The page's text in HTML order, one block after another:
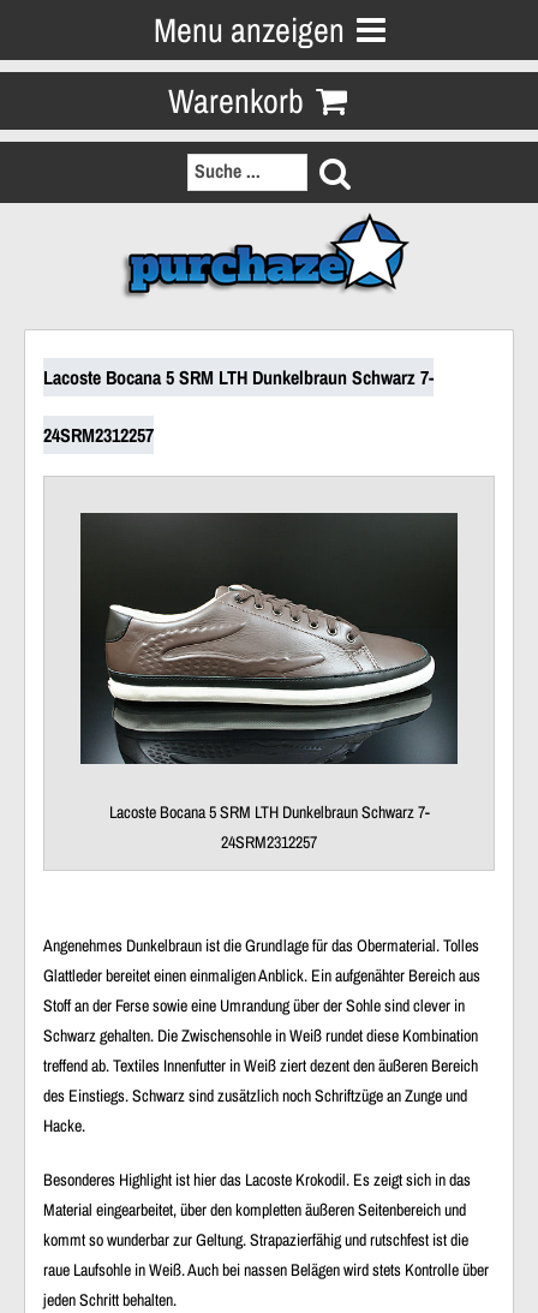
Menu anzeigen
Warenkorb
Lacoste Bocana 5 SRM LTH Dunkelbraun Schwarz 7-
24SRM2312257
Lacoste Bocana 5 SRM LTH Dunkelbraun Schwarz 7-
24SRM2312257
Angenehmes Dunkelbraun ist die Grundlage für dasObermaterial.Tolles
Glattlederbereitet eineneinmaligen Anblick. Ein aufgenähter Bereich aus
Stoffan der Fersesowie eine Umrandung über derSohlesindclever in
Schwarz gehalten. DieZwischensohle in Weiß rundet diese Kombination
treffend ab.Textiles Innenfutter in Weiß ziert dezent den äußeren Bereich
des Einstiegs. Schwarz sind zusätzlich noch Schriftzüge anZungeund
Hacke.
Besonderes Highlight ist hier das Lacoste Krokodil. Es zeigt sich in das
Material eingearbeitet, über den komplettenäußeren Seitenbereichund
kommt so wunderbar zur Geltung.Strapazierfähigundrutschfest ist die
raue Laufsohle in Weiß. Auch bei nassen Belägen wird stets Kontrolleüber
jeden Schritt behalten.